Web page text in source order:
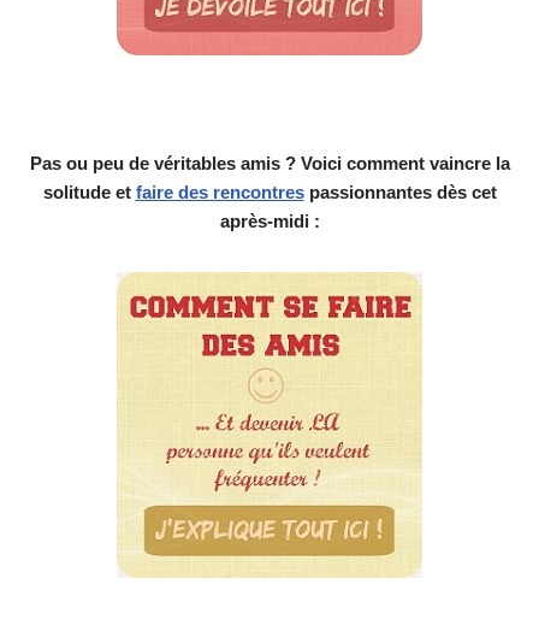
Pas ou peu de véritables amis ? Voici comment vaincre la
solitude et faire des rencontrespassionnantes dès cet
après-midi :